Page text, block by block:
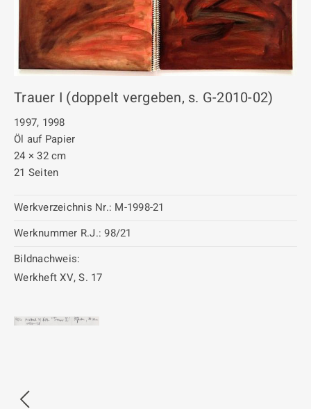
Publikationen
Kontakt
Trauer I (doppelt vergeben, s. G-2010-02)
1997, 1998
Öl auf Papier
24 × 32 cm
21 Seiten
Werkverzeichnis Nr.: M-1998-21
Werknummer R.J.: 98/21
Bildnachweis:
Werkheft XV, S. 17